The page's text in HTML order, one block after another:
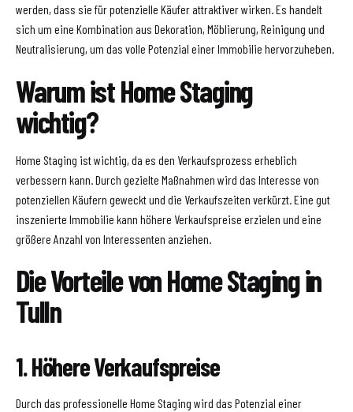
werden, dass sie für potenzielle Käufer attraktiver wirken. Es handelt
sich um eine Kombination aus Dekoration, Möblierung, Reinigung und
Neutralisierung, um das volle Potenzial einer Immobilie hervorzuheben.
Warum ist Home Staging
wichtig?
Home Staging ist wichtig, da es den Verkaufsprozess erheblich
verbessern kann. Durch gezielte Maßnahmen wird das Interesse von
potenziellen Käufern geweckt und die Verkaufszeiten verkürzt. Eine gut
inszenierte Immobilie kann höhere Verkaufspreise erzielen und eine
größere Anzahl von Interessenten anziehen.
Die Vorteile von Home Staging in
Tulln
1. Höhere Verkaufspreise
Durch das professionelle Home Staging wird das Potenzial einer